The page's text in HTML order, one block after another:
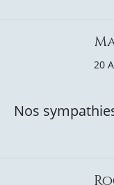
20
Nos